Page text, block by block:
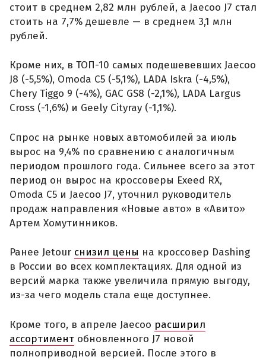
стоит в среднем 2,82 млн рублей, а Jaecoo J7 стал
стоить на 7,7% дешевле — в среднем 3,1 млн
рублей.
Кроме них, в ТОП-10 самых подешевевших Jaecoo
J8 (-5,5%), Omoda C5 (-5,1%), LADA Iskra (-4,5%),
Chery Tiggo 9 (-4%), GAC GS8 (-2,1%), LADA Largus
Cross (-1,6%) и Geely Cityray (-1,1%).
Спрос на рынке новых автомобилей за июль
вырос на 9,4% по сравнению с аналогичным
периодом прошлого года. Сильнее всего за этот
период он вырос на кроссоверы Exeed RX,
Omoda C5 и Jaecoo J7, уточнил руководитель
продаж направления «Новые авто» в «Авито»
Артем Хомутинников.
Ранее Jetour снизил цены на кроссовер Dashing
в России во всех комплектациях. Для одной из
версий марка также увеличила прямую выгоду,
из-за чего модель стала еще доступнее.
Кроме того, в апреле Jaecoo расширил
ассортимент обновленного J7 новой
полноприводной версией. После этого в